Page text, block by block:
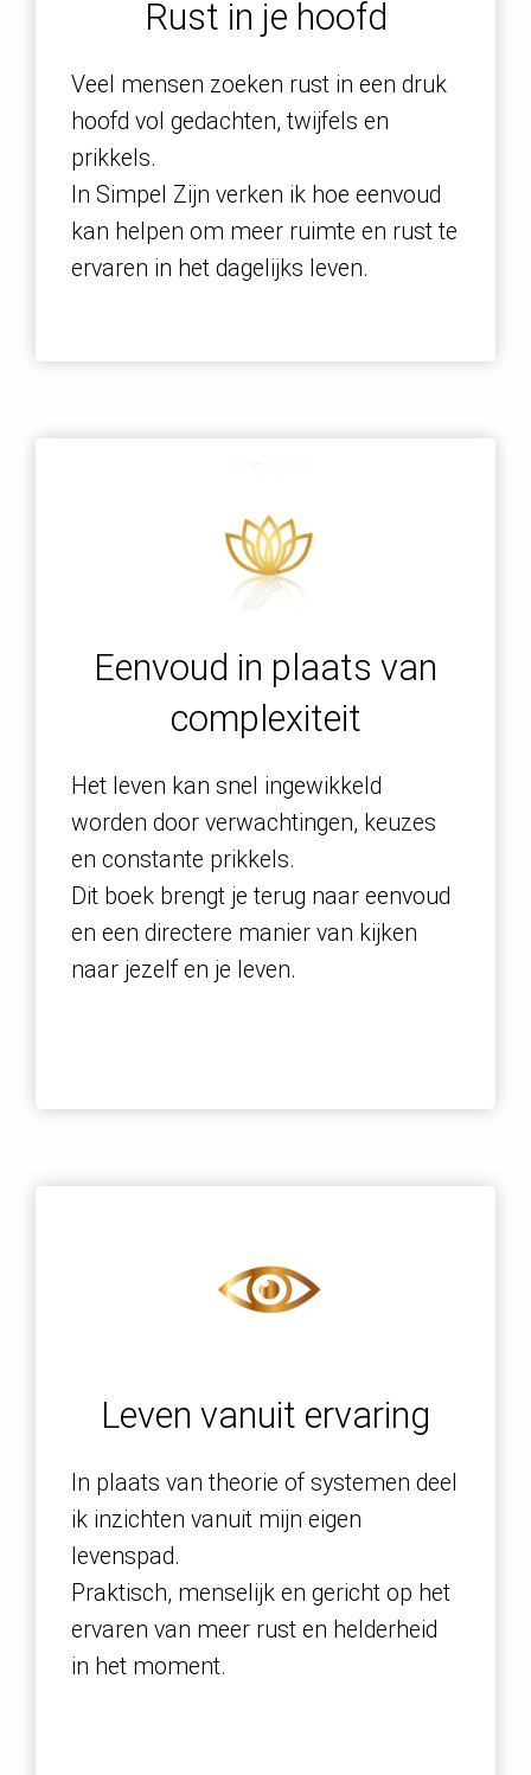
Rust in je hoofd
Veel mensen zoeken rust in een druk
hoofd vol gedachten, twijfels en
prikkels.
In Simpel Zijn verken ik hoe eenvoud
kan helpen om meer ruimte en rust te
ervaren in het dagelijks leven.
Eenvoud in plaats van
complexiteit
Het leven kan snel ingewikkeld
worden door verwachtingen, keuzes
en constante prikkels.
Dit boek brengt je terug naar eenvoud
en een directere manier van kijken
naar jezelf en je leven.
Leven vanuit ervaring
In plaats van theorie of systemen deel
ik inzichten vanuit mijn eigen
levenspad.
Praktisch, menselijk en gericht op het
ervaren van meer rust en helderheid
in het moment.